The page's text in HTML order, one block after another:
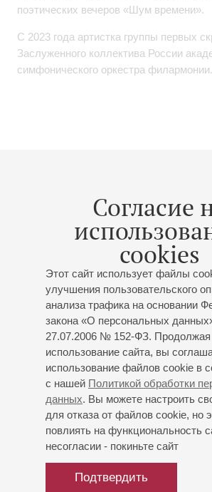
Согласие
cookies
Этот сайт использует файлы
улучшения пользовательского
анализа трафика на основании
закона «О персональных
27.07.2006 № 152-ФЗ. Продолжая
использование сайта, вы
использование файлов cookie в
с нашей Политикой обработки
данных. Вы можете настроить
для отказа от файлов cookie, но
повлиять на функциональность
несогласии - покиньте сайт
Подтвердить
поэтических вечеров «Шум времени».
С 2023 года артистка группы первых
Заслуженного коллектива России
симфонического оркестра филармонии.
марта,2027 19:00,Чт
Павел Попов
Концерт 12-го абонемента «Артисты
филармонии соло и в ансамблях»
Павел Попов- скрипка;Полина
скрипка;Антонина Попрас- альт;
виолончель;Тарас Трепель -
Изотов- фортепиано
Моцарт: Трио для фортепиано,
бемоль мажор `Kegelstatt`;Шёнберг :
секстет «Просветленная ночь»;
дуэтов для двух скрипок соло "Polya
Купить билет